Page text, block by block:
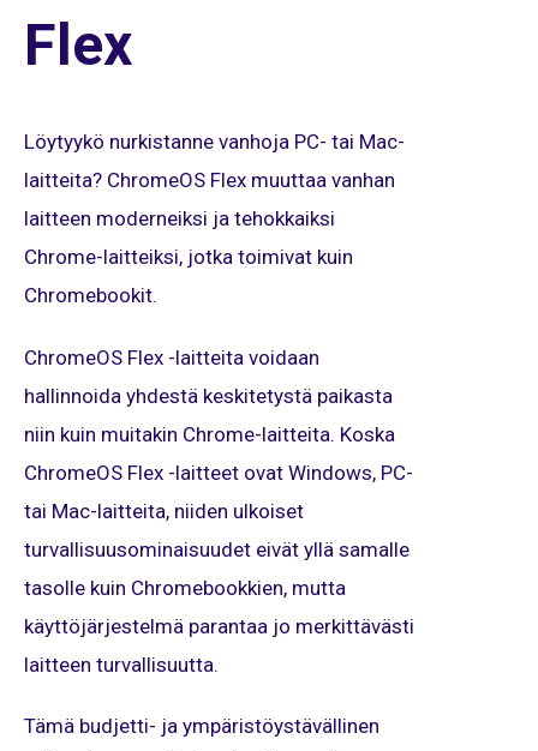
Flex
Löytyykö nurkistanne vanhoja PC- tai Mac-
laitteita? ChromeOS Flex muuttaa vanhan
laitteen moderneiksi ja tehokkaiksi
Chrome-laitteiksi, jotka toimivat kuin
Chromebookit.
ChromeOS Flex -laitteita voidaan
hallinnoida yhdestä keskitetystä paikasta
niin kuin muitakin Chrome-laitteita. Koska
ChromeOS Flex -laitteet ovat Windows, PC-
tai Mac-laitteita, niiden ulkoiset
turvallisuusominaisuudet eivät yllä samalle
tasolle kuin Chromebookkien, mutta
käyttöjärjestelmä parantaa jo merkittävästi
laitteen turvallisuutta.
Tämä budjetti- ja ympäristöystävällinen